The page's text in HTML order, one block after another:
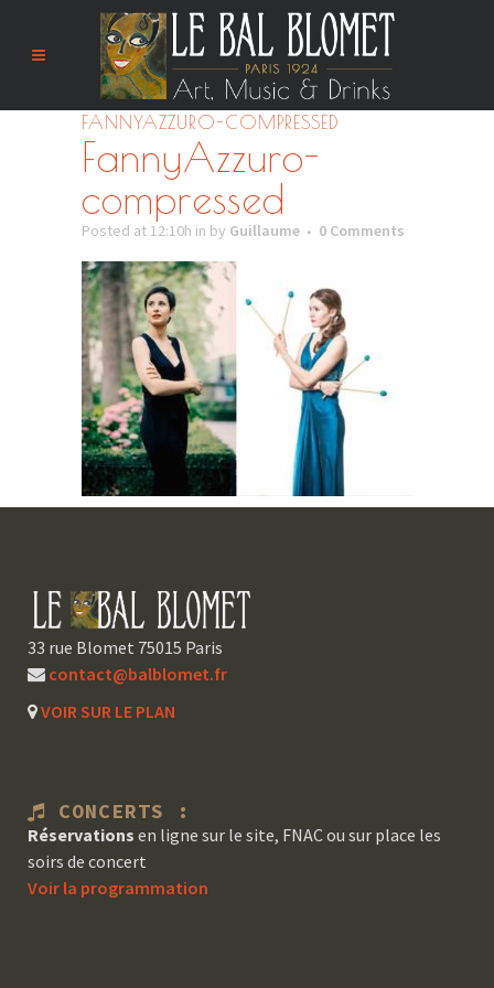
FANNYAZZURO-COMPRESSED
FannyAzzuro-
compressed
Posted at 12:10h in by Guillaume 0 Comments
33 rue Blomet 75015 Paris
contact@balblomet.fr
VOIR SUR LE PLAN
CONCERTS :
Réservations en ligne sur le site, FNAC ou sur place les
soirs de concert
Voir la programmation